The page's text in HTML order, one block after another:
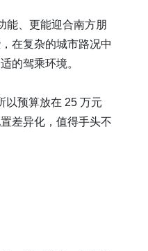
能、更能迎合南方朋
在复杂的城市路况中
的驾乘环境。
以预算放在 25 万元
差异化，值得手头不